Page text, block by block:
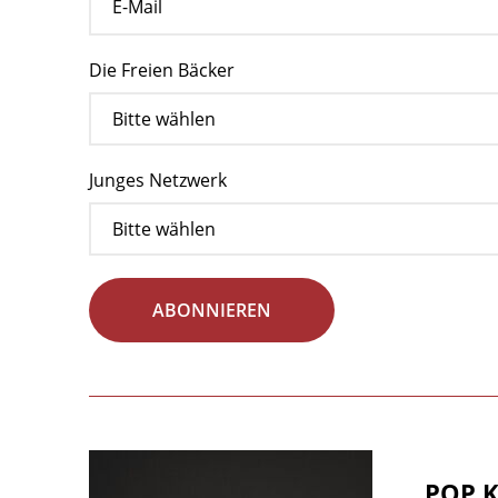
Die Freien Bäcker
Junges Netzwerk
ABONNIEREN